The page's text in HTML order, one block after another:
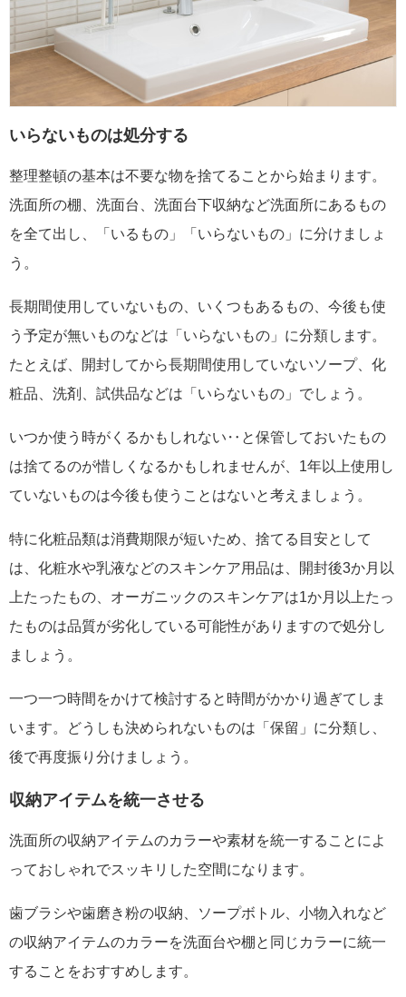
いらないものは処分する
整理整頓の基本は不要な物を捨てることから始まります。
洗面所の棚、洗面台、洗面台下収納など洗面所にあるもの
を全て出し、「いるもの」「いらないもの」に分けましょ
う。
長期間使用していないもの、いくつもあるもの、今後も使
う予定が無いものなどは「いらないもの」に分類します。
たとえば、開封してから長期間使用していないソープ、化
粧品、洗剤、試供品などは「いらないもの」でしょう。
いつか使う時がくるかもしれない‥と保管しておいたもの
は捨てるのが惜しくなるかもしれませんが、1年以上使用し
ていないものは今後も使うことはないと考えましょう。
特に化粧品類は消費期限が短いため、捨てる目安として
は、化粧水や乳液などのスキンケア用品は、開封後3か月以
上たったもの、オーガニックのスキンケアは1か月以上たっ
たものは品質が劣化している可能性がありますので処分し
ましょう。
一つ一つ時間をかけて検討すると時間がかかり過ぎてしま
います。どうしも決められないものは「保留」に分類し、
後で再度振り分けましょう。
収納アイテムを統一させる
洗面所の収納アイテムのカラーや素材を統一することによ
っておしゃれでスッキリした空間になります。
歯ブラシや歯磨き粉の収納、ソープボトル、小物入れなど
の収納アイテムのカラーを洗面台や棚と同じカラーに統一
することをおすすめします。